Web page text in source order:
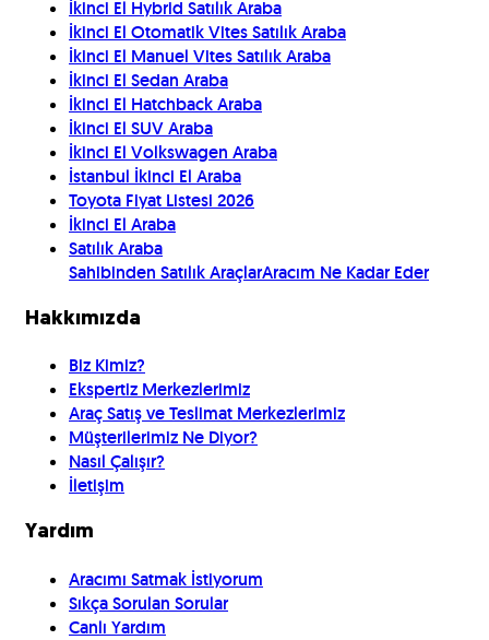
İkinci El Hybrid Satılık Araba
İkinci El Otomatik Vites Satılık Araba
İkinci El Manuel Vites Satılık Araba
İkinci El Sedan Araba
İkinci El Hatchback Araba
İkinci El SUV Araba
İkinci El Volkswagen Araba
İstanbul İkinci El Araba
Toyota Fiyat Listesi 2026
İkinci El Araba
Satılık Araba
Sahibinden Satılık AraçlarAracım Ne Kadar Eder
Hakkımızda
Biz Kimiz?
Ekspertiz Merkezlerimiz
Araç Satış ve Teslimat Merkezlerimiz
Müşterilerimiz Ne Diyor?
Nasıl Çalışır?
İletişim
Yardım
Aracımı Satmak İstiyorum
Sıkça Sorulan Sorular
Canlı Yardım